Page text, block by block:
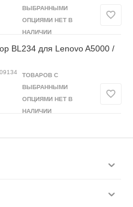
ВЫБРАННЫМИ
ОПЦИЯМИ НЕТ В
НАЛИЧИИ
BL234 для Lenovo A5000 /
ТОВАРОВ С
ВЫБРАННЫМИ
ОПЦИЯМИ НЕТ В
НАЛИЧИИ